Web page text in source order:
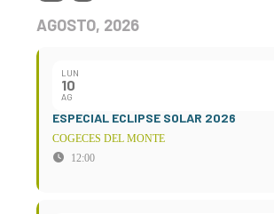
AGOSTO, 2026
LUN
10
AG
ESPECIAL ECLIPSE SOLAR 2026
COGECES DEL MONTE
12:00